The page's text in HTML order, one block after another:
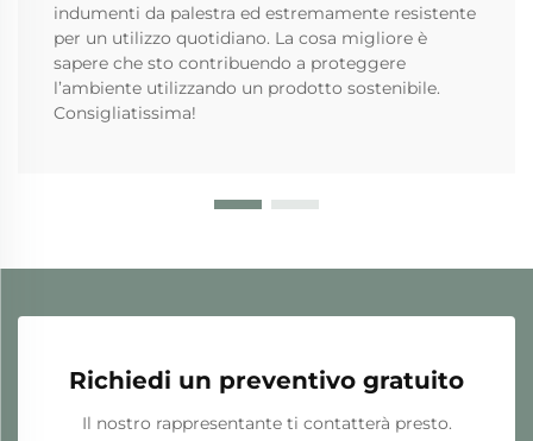
indumenti da palestra ed estremamente resistente
per un utilizzo quotidiano. La cosa migliore è
sapere che sto contribuendo a proteggere
l’ambiente utilizzando un prodotto sostenibile.
Consigliatissima!
Richiedi un preventivo gratuito
Il nostro rappresentante ti contatterà presto.